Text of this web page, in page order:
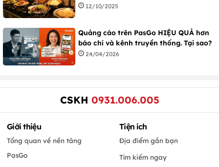
12/10/2025
Quảng cáo trên PasGo HIỆU QUẢ hơn
báo chí và kênh truyền thống. Tại sao?
24/04/2026
CSKH 0931.006.005
Giới thiệu
Tổng quan về nền tảng
PasGo
Tiện ích
Địa điểm gần bạn
Tìm kiếm ngay